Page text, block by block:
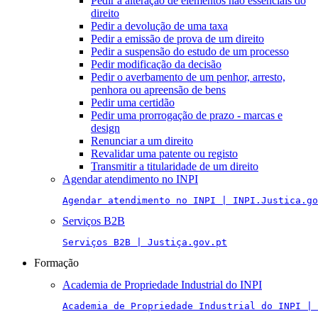
direito
Pedir a devolução de uma taxa
Pedir a emissão de prova de um direito
Pedir a suspensão do estudo de um processo
Pedir modificação da decisão
Pedir o averbamento de um penhor, arresto,
penhora ou apreensão de bens
Pedir uma certidão
Pedir uma prorrogação de prazo - marcas e
design
Renunciar a um direito
Revalidar uma patente ou registo
Transmitir a titularidade de um direito
Agendar atendimento no INPI
Agendar atendimento no INPI |
Serviços B2B
Serviços B2B | Justiça.gov.pt
Formação
Academia de Propriedade Industrial do INPI
Academia de Propriedade Industrial do INPI